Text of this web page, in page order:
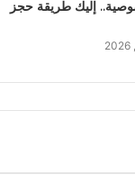
إليك طريقة حجز